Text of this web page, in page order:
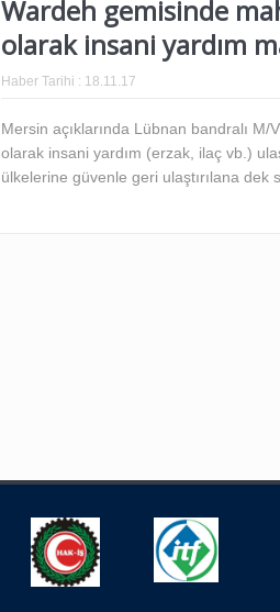
Wardeh gemisinde
olarak insani yardım
Haber Tarihi : 18.11.17
Mersin açıklarında Lübnan bandralı
olarak insani yardım (erzak, ilaç vb.)
ülkelerine güvenle geri ulaştırılana dek